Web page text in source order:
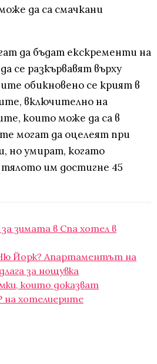
да са смачкани
да бъдат екскременти на
се разкървавят върху
обикновено се крият в
включително на
които може да са в
могат да оцелеят при
но умират, когато
им достигне 45
зимата в Спа хотел в
Йорк? Апартаментът на
за нощувка
които доказват
хотелиерите